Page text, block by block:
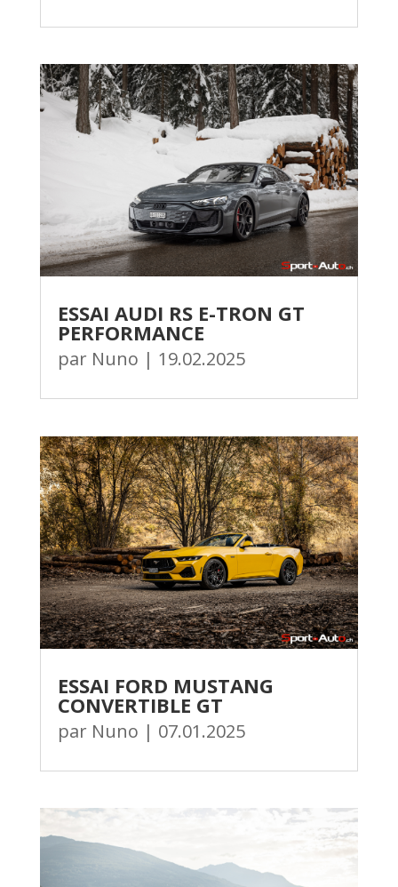
ESSAI AUDI RS E-TRON GT
PERFORMANCE
par Nuno | 19.02.2025
ESSAI FORD MUSTANG
CONVERTIBLE GT
par Nuno | 07.01.2025